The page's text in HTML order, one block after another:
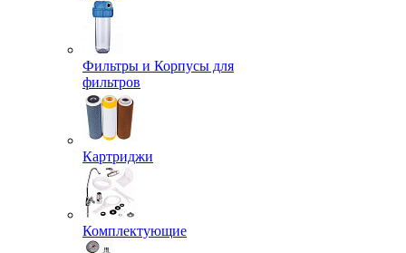
Фильтры и Корпусы для
фильтров
Картриджи
Комплектующие